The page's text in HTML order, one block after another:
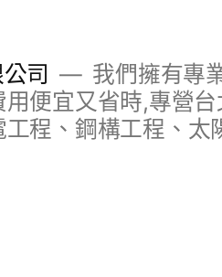
司
我們擁有專
便宜又省時,專營
程、鋼構工程、